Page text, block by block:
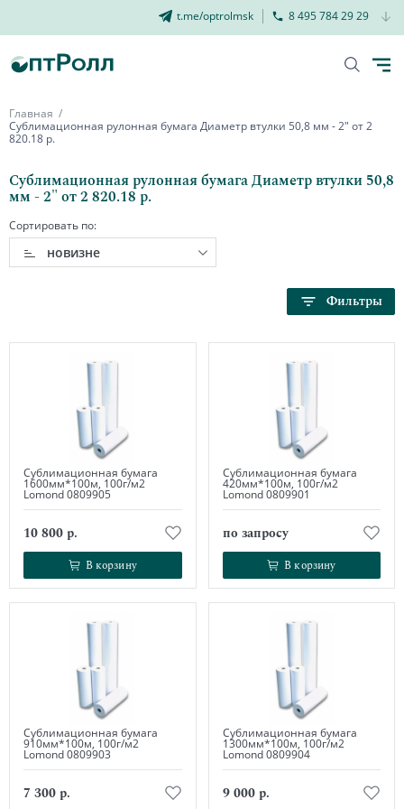
t.me/optrolmsk 8 495 784 29 29
Главная
Сублимационная рулонная бумага Диаметр втулки 50,8 мм - 2" от 2
820.18 р.
Сублимационная рулонная бумага Диаметр втулки 50,8
мм - 2" от 2 820.18 р.
Сортировать по:
новизне
Фильтры
Сублимационная бумага
1600мм*100м, 100г/м2
Lomond 0809905
10 800 р.
В корзину
В корзину
Сублимационная бумага
420мм*100м, 100г/м2
Lomond 0809901
по запросу
В корзину
В корзину
Сублимационная бумага
910мм*100м, 100г/м2
Lomond 0809903
7 300 р.
Сублимационная бумага
1300мм*100м, 100г/м2
Lomond 0809904
9 000 р.